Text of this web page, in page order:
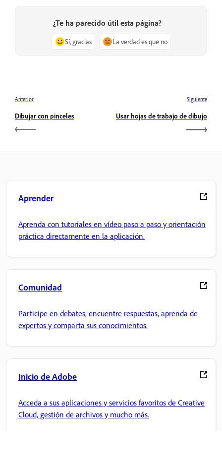
¿Te ha parecido útil esta página?
Sí, gracias La verdad es que no
Anterior
Dibujar con pinceles
Siguiente
Usar hojas de trabajo de dibujo
Aprender
Aprenda con tutoriales en vídeo paso a paso y orientación
práctica directamente en la aplicación.
Comunidad
Participe en debates, encuentre respuestas, aprenda de
expertos y comparta sus conocimientos.
Inicio de Adobe
Acceda a sus aplicaciones y servicios favoritos de Creative
Cloud, gestión de archivos y mucho más.